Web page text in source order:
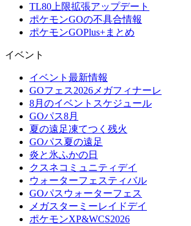
TL80上限拡張アップデート
ポケモンGOの不具合情報
ポケモンGOPlus+まとめ
イベント
イベント最新情報
GOフェス2026メガフィナーレ
8月のイベントスケジュール
GOパス8月
夏の遠足凍てつく残火
GOパス夏の遠足
炎と氷ふかの日
クスネコミュニティデイ
ウォーターフェスティバル
GOパスウォーターフェス
メガスターミーレイドデイ
ポケモンXP&WCS2026